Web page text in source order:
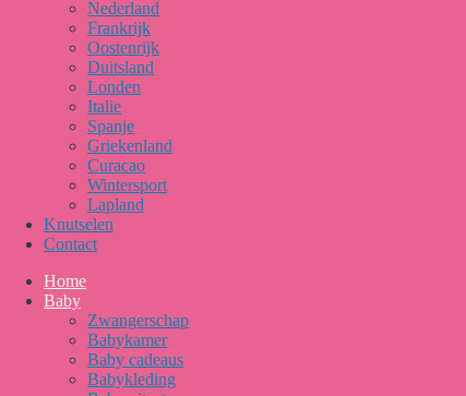
Nederland
Frankrijk
Oostenrijk
Duitsland
Londen
Italie
Spanje
Griekenland
Curacao
Wintersport
Lapland
Knutselen
Contact
Home
Baby
Zwangerschap
Babykamer
Baby cadeaus
Babykleding